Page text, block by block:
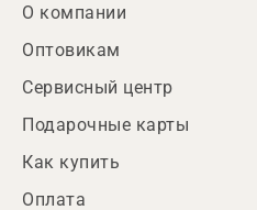
О компании
Оптовикам
Сервисный центр
Подарочные карты
Как купить
Оплата